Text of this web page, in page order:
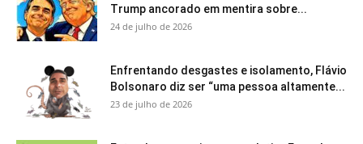
Trump ancorado em mentira sobre...
24 de julho de 2026
Enfrentando desgastes e isolamento, Flávio
Bolsonaro diz ser “uma pessoa altamente...
23 de julho de 2026